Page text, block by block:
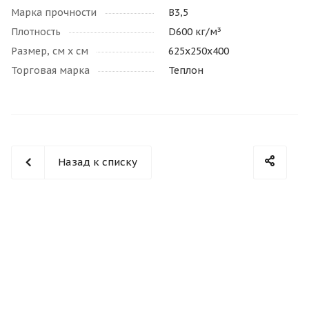
Марка прочности
В3,5
Плотность
D600 кг/м³
Размер, см х см
625х250х400
Торговая марка
Теплон
Назад к списку